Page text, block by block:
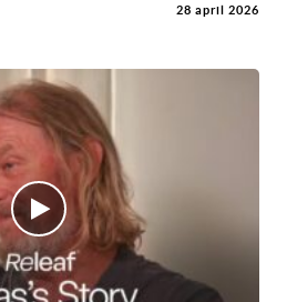
28 april 2026